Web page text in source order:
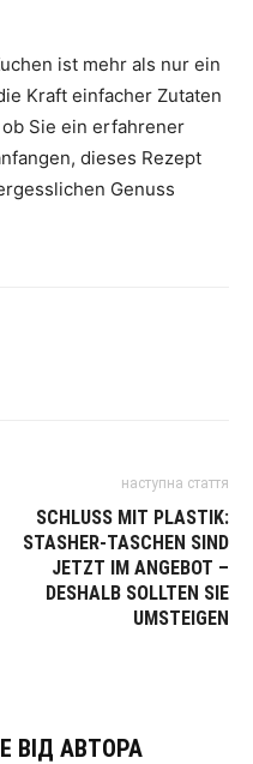
ist mehr als nur ein
Kraft einfacher Zutaten
Sie ein erfahrener
dieses Rezept
Genuss
наступна стаття
SCHLUSS MIT PLASTIK:
STASHER-TASCHEN SIND
JETZT IM ANGEBOT –
DESHALB SOLLTEN SIE
UMSTEIGEN
ВІД АВТОРА